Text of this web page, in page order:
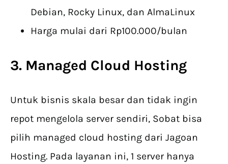
Debian, Rocky Linux, dan AlmaLinux
Harga mulai dari Rp100.000/bulan
3. Managed Cloud Hosting
Untuk bisnis skala besar dan tidak ingin
repot mengelola server sendiri, Sobat bisa
pilih managed cloud hosting dari Jagoan
Hosting. Pada layanan ini, 1 server hanya